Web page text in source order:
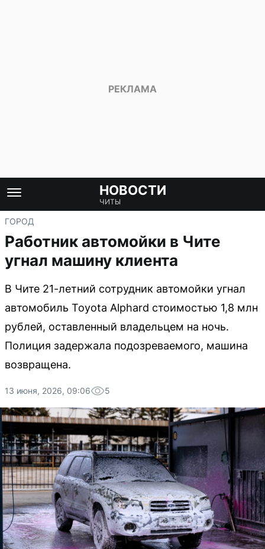
НОВОСТИ
ЧИТЫ
ГОРОД
Работник автомойки в Чите
угнал машину клиента
В Чите 21-летний сотрудник автомойки угнал
автомобиль Toyota Alphard стоимостью 1,8 млн
рублей, оставленный владельцем на ночь.
Полиция задержала подозреваемого, машина
возвращена.
13 июня, 2026, 09:06 5